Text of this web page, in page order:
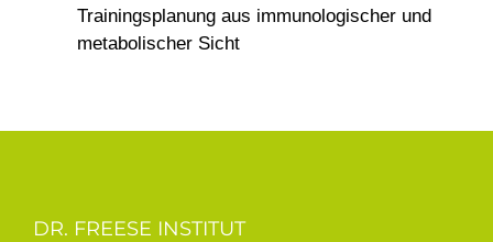
Trainingsplanung aus immunologischer und
metabolischer Sicht
DR. FREESE INSTITUT